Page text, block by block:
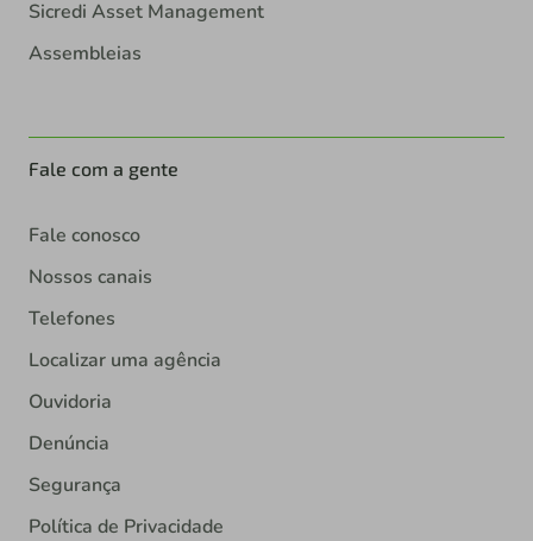
Sicredi Asset Management
Assembleias
Fale com a gente
Fale conosco
Nossos canais
Telefones
Localizar uma agência
Ouvidoria
Denúncia
Segurança
Política de Privacidade